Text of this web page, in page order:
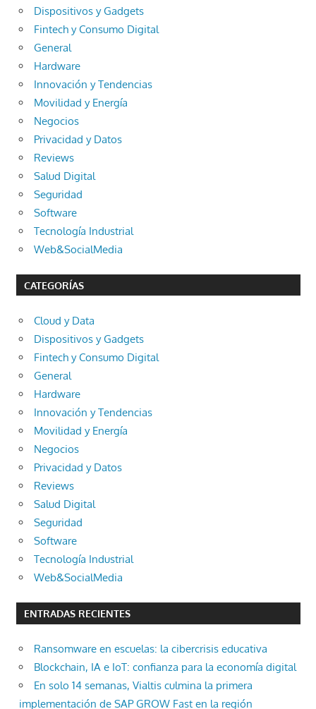
Dispositivos y Gadgets
Fintech y Consumo Digital
General
Hardware
Innovación y Tendencias
Movilidad y Energía
Negocios
Privacidad y Datos
Reviews
Salud Digital
Seguridad
Software
Tecnología Industrial
Web&SocialMedia
CATEGORÍAS
Cloud y Data
Dispositivos y Gadgets
Fintech y Consumo Digital
General
Hardware
Innovación y Tendencias
Movilidad y Energía
Negocios
Privacidad y Datos
Reviews
Salud Digital
Seguridad
Software
Tecnología Industrial
Web&SocialMedia
ENTRADAS RECIENTES
Ransomware en escuelas: la cibercrisis educativa
Blockchain, IA e IoT: confianza para la economía digital
En solo 14 semanas, Vialtis culmina la primera
implementación de SAP GROW Fast en la región